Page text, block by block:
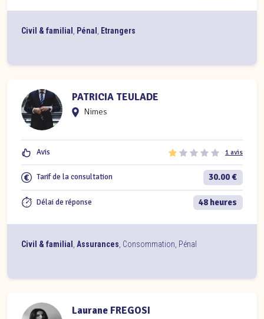
Civil & familial Pénal Etrangers
PATRICIA TEULADE
Nimes
Avis 1 avis
Tarif de la consultation 30.00 €
Délai de réponse 48 heures
Civil & familial Assurances Consommation Pénal
Laurane FREGOSI